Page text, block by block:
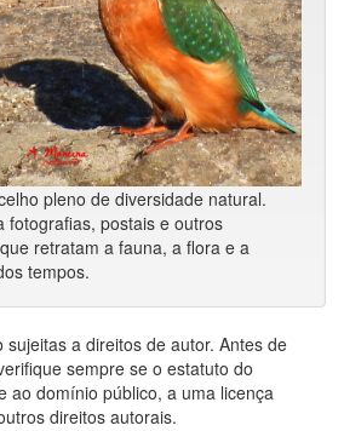
pleno de diversidade natural.
fotografias, postais e outros
retratam a fauna, a flora e a
tempos.
a direitos de autor. Antes de
sempre se o estatuto do
ao domínio público, a uma licença
direitos autorais.